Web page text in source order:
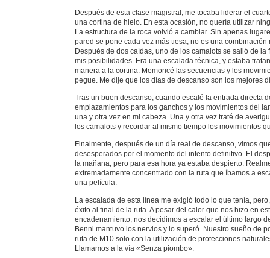
Después de esta clase magistral, me tocaba liderar el
una cortina de hielo. En esta ocasión, no quería utilizar
La estructura de la roca volvió a cambiar. Sin apenas
pared se pone cada vez más tiesa; no es una combinación
Después de dos caídas, uno de los camalots se salió de la
mis posibilidades. Era una escalada técnica, y estaba
manera a la cortina. Memoricé las secuencias y los
pegue. Me dije que los días de descanso son los mejores
Tras un buen descanso, cuando escalé la entrada directa
emplazamientos para los ganchos y los movimientos del
una y otra vez en mi cabeza. Una y otra vez traté de
los camalots y recordar al mismo tiempo los movimientos
Finalmente, después de un día real de descanso, vimos
desesperados por el momento del intento definitivo. El
la mañana, pero para esa hora ya estaba despierto.
extremadamente concentrado con la ruta que íbamos a
una película.
La escalada de esta línea me exigió todo lo que tenía,
éxito al final de la ruta. A pesar del calor que nos hizo en
encadenamiento, nos decidimos a escalar el último largo
Benni mantuvo los nervios y lo superó. Nuestro sueño de
ruta de M10 solo con la utilización de protecciones
Llamamos a la vía «Senza piombo».